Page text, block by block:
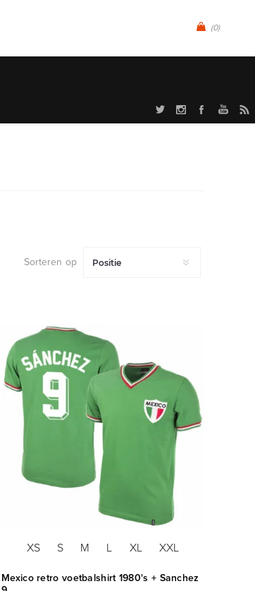
(0)
Sorteren op
XS S M L XL XXL
Mexico retro voetbalshirt 1980's + Sanchez